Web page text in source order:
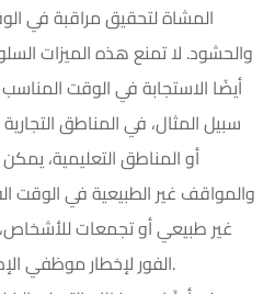
المشاة لتحقيق مراقبة في
والحشود. لا تمنع هذه الميزات
أيضًا الاستجابة في الوقت
سبيل المثال، في المناطق
أو المناطق التعليمية،
والمواقف غير الطبيعية في
غير طبيعي أو تجمعات للأشخاص،
الفور لإخطار موظفي الإدارة أو الشرطة للتعامل معها.